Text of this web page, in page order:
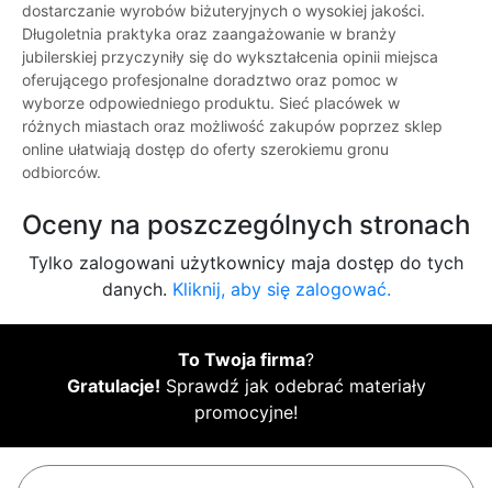
dostarczanie wyrobów biżuteryjnych o wysokiej jakości.
Długoletnia praktyka oraz zaangażowanie w branży
jubilerskiej przyczyniły się do wykształcenia opinii miejsca
oferującego profesjonalne doradztwo oraz pomoc w
wyborze odpowiedniego produktu. Sieć placówek w
różnych miastach oraz możliwość zakupów poprzez sklep
online ułatwiają dostęp do oferty szerokiemu gronu
odbiorców.
Oceny na poszczególnych stronach
Tylko zalogowani użytkownicy maja dostęp do tych
danych. Kliknij, aby się zalogować.
To Twoja firma?
Gratulacje! Sprawdź jak odebrać materiały
promocyjne!